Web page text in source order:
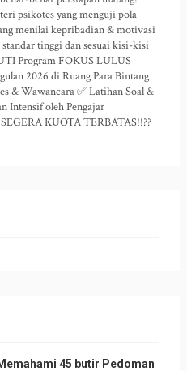
psikotes yang menguji pola
menilai kepribadian & motivasi
tinggi dan sesuai kisi-kisi
Program FOKUS LULUS
2026 di Ruang Para Bintang
& Wawancara ✅ Latihan Soal &
Intensif oleh Pengajar
KUOTA TERBATAS!!??
45 butir Pedoman